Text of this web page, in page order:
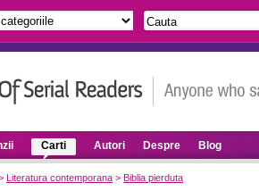
Carti Autori Despre Blog
Literatura contemporana > Biblia pierduta